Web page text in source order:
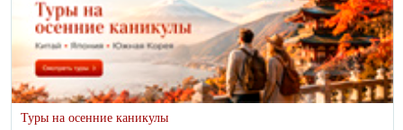
Туры на осенние каникулы